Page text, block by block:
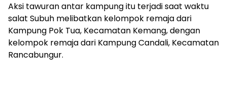
Aksi tawuran antar kampung itu terjadi saat waktu
salat Subuh melibatkan kelompok remaja dari
Kampung Pok Tua, Kecamatan Kemang, dengan
kelompok remaja dari Kampung Candali, Kecamatan
Rancabungur.